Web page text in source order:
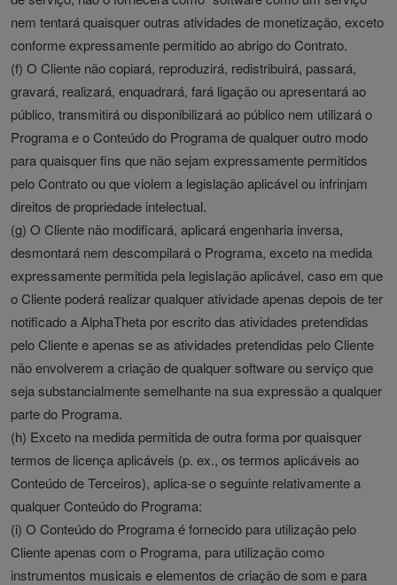
nem tentará quaisquer outras atividades de monetização, exceto
conforme expressamente permitido ao abrigo do Contrato.
(f) O Cliente não copiará, reproduzirá, redistribuirá, passará,
gravará, realizará, enquadrará, fará ligação ou apresentará ao
público, transmitirá ou disponibilizará ao público nem utilizará o
Programa e o Conteúdo do Programa de qualquer outro modo
para quaisquer fins que não sejam expressamente permitidos
pelo Contrato ou que violem a legislação aplicável ou infrinjam
direitos de propriedade intelectual.
(g) O Cliente não modificará, aplicará engenharia inversa,
desmontará nem descompilará o Programa, exceto na medida
expressamente permitida pela legislação aplicável, caso em que
o Cliente poderá realizar qualquer atividade apenas depois de ter
notificado a AlphaTheta por escrito das atividades pretendidas
pelo Cliente e apenas se as atividades pretendidas pelo Cliente
não envolverem a criação de qualquer software ou serviço que
seja substancialmente semelhante na sua expressão a qualquer
parte do Programa.
(h) Exceto na medida permitida de outra forma por quaisquer
termos de licença aplicáveis (p. ex., os termos aplicáveis ao
Conteúdo de Terceiros), aplica-se o seguinte relativamente a
qualquer Conteúdo do Programa:
(i) O Conteúdo do Programa é fornecido para utilização pelo
Cliente apenas com o Programa, para utilização como
instrumentos musicais e elementos de criação de som e para